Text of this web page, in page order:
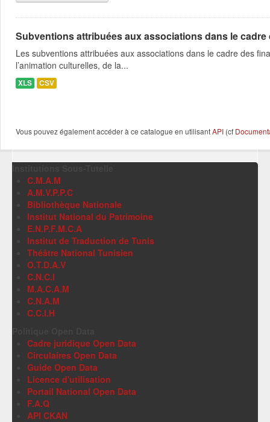
Subventions attribuées aux associations dans le
Les subventions attribuées aux associations dans le cadre des
l’animation culturelles, de la...
XLS CSV
Vous pouvez également accéder à ce catalogue en utilisantAPI (cf
C.M.A.M
A.M.V.P.P.C
Bibliothèque Nationale
Institut National du Patrimoine
E.N.P.F.M.C.A
Institut de Traduction de Tunis
Théâtre National Tunisien
O.T.D.A.V
C.N.C.I
M.A.C.A.M
C.N.A.M
C.C.I.H
Cadre juridique Open Data
Circulaires Open Data
Guide Open Data
Licence d'utilisation
Portail National Open Data
F.A.Q
API CKAN